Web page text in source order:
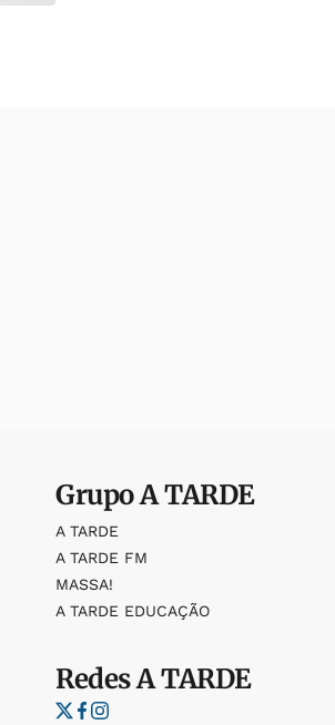
GrupoA TARDE
A TARDE
A TARDE FM
MASSA!
A TARDE EDUCAÇÃO
RedesA TARDE